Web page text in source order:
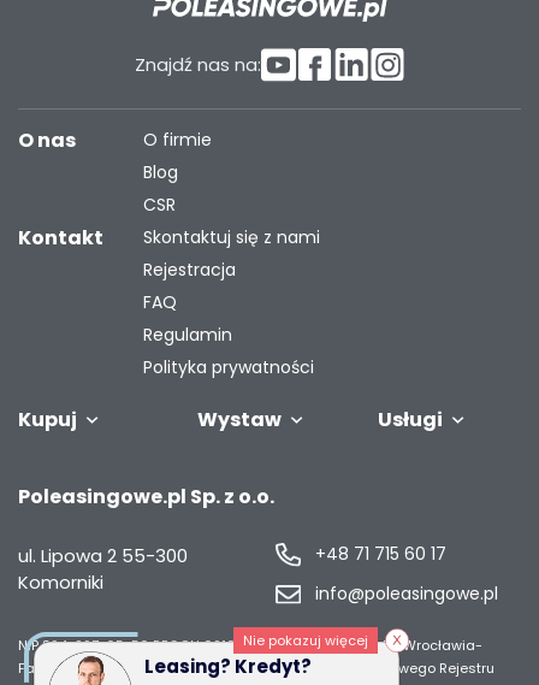
Nie pokazuj więcej
Leasing? Kredyt?
Znajdź nas na:
Kupuj
przyczepy
Wystaw
Twoją flotę
Usługi
O nas
O firmie
Blog
CSR
Kontakt
Skontaktuj się z nami
Rejestracja
FAQ
Regulamin
Polityka prywatności
Poleasingowe.pl Sp. z o.o.
ul. Lipowa 2 55-300
Komorniki
+48 71 715 60 17
info@poleasingowe.pl
NIP 894-297-65-50REGON 021014968Sąd Rejonowy dla Wrocławia-
Fabrycznej we Wrocławiu, IX Wydział Gospodarczy Krajowego Rejestru